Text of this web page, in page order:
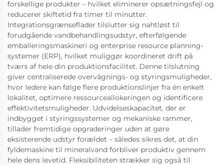
forskellige produkter – hvilket eliminerer opsætningsfejl og
reducerer skiftetid fra timer til minutter.
Integrationsgrænseflader tilslutter sig nahtløst til
forudgående vandbehandlingsudstyr, efterfølgende
emballeringsmaskineri og enterprise resource planning-
systemer (ERP), hvilket muliggør koordineret drift på
tværs af hele din produktionsfacilitet. Denne tilslutning
giver centraliserede overvågnings- og styringsmuligheder,
hvor ledere kan følge flere produktionslinjer fra én enkelt
lokalitet, optimere ressourceallokeringen og identificere
effektivitetsmuligheder. Udvidelseskapacitet, der er
indbygget i styringssystemer og mekaniske rammer,
tillader fremtidige opgraderinger uden at gøre
eksisterende udstyr forældet – således sikres det, at din
fyldemaskine til mineralvand forbliver produktiv gennem
hele dens levetid. Fleksibiliteten strækker sig også til